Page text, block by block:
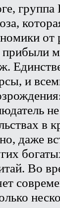
от
прибыли
и
в
даже
Во